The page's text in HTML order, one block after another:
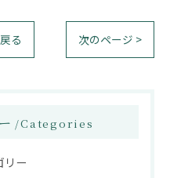
る 次のページ >
Categories
リー